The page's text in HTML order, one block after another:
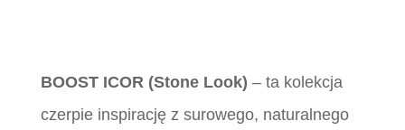
BOOST ICOR (Stone Look) – ta kolekcja
czerpie inspirację z surowego, naturalnego